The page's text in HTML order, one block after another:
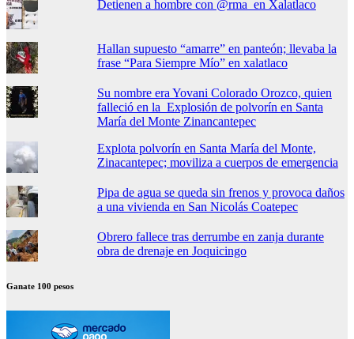
Detienen a hombre con @rma en Xalatlaco
Hallan supuesto “amarre” en panteón; llevaba la
frase “Para Siempre Mío” en xalatlaco
Su nombre era Yovani Colorado Orozco, quien
falleció en la Explosión de polvorín en Santa
María del Monte Zinancantepec
Explota polvorín en Santa María del Monte,
Zinacantepec; moviliza a cuerpos de emergencia
Pipa de agua se queda sin frenos y provoca daños
a una vivienda en San Nicolás Coatepec
Obrero fallece tras derrumbe en zanja durante
obra de drenaje en Joquicingo
Ganate 100 pesos